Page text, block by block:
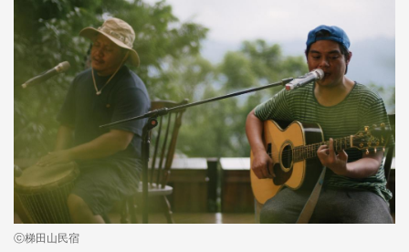
ⓒ梯田山民宿